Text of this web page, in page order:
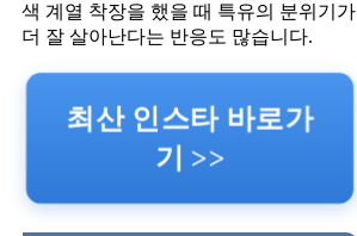
색 계열 착장을 했을 때 특유의 분위기가
더 잘 살아난다는 반응도 많습니다.
최산 인스타 바로가
기 >>